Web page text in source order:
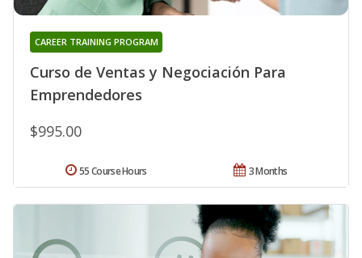
Curso de Ventas y Negociación Para
Emprendedores
CAREER TRAINING PROGRAM
$995.00
3 Months
55 Course Hours